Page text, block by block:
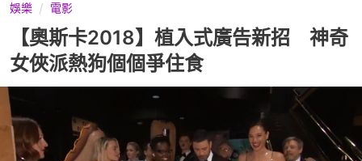
娛樂 電影
【奧斯卡2018】植入式廣告新招 神奇
女俠派熱狗個個爭住食